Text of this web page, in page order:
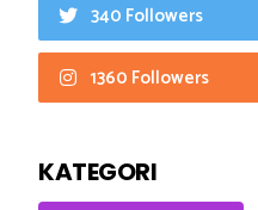
340 Followers
1360 Followers
KATEGORI